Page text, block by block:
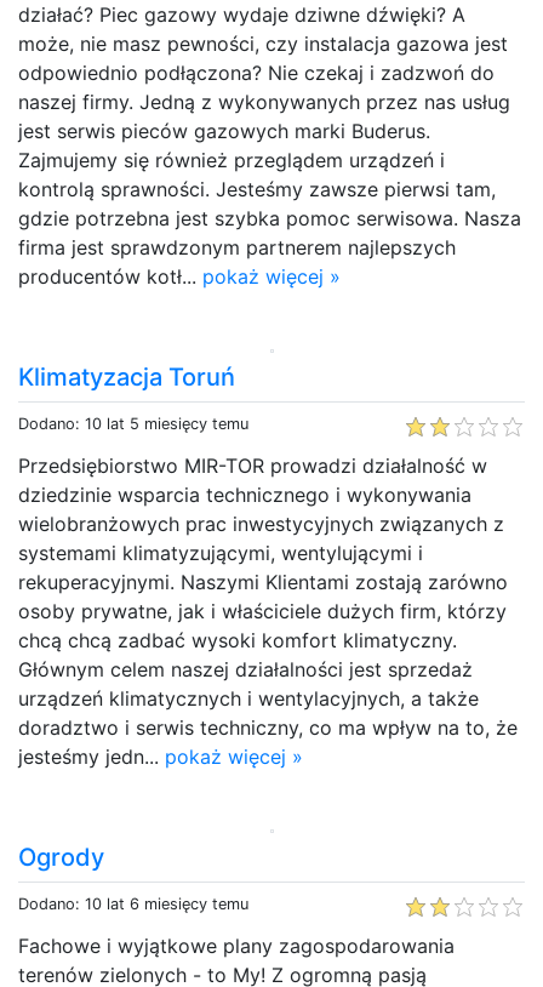
działać? Piec gazowy wydaje dziwne dźwięki? A
może, nie masz pewności, czy instalacja gazowa jest
odpowiednio podłączona? Nie czekaj i zadzwoń do
naszej firmy. Jedną z wykonywanych przez nas usług
jest serwis pieców gazowych marki Buderus.
Zajmujemy się również przeglądem urządzeń i
kontrolą sprawności. Jesteśmy zawsze pierwsi tam,
gdzie potrzebna jest szybka pomoc serwisowa. Nasza
firma jest sprawdzonym partnerem najlepszych
producentów kotł... pokaż więcej »
Klimatyzacja Toruń
Dodano: 10 lat 5 miesięcy temu
Przedsiębiorstwo MIR-TOR prowadzi działalność w
dziedzinie wsparcia technicznego i wykonywania
wielobranżowych prac inwestycyjnych związanych z
systemami klimatyzującymi, wentylującymi i
rekuperacyjnymi. Naszymi Klientami zostają zarówno
osoby prywatne, jak i właściciele dużych firm, którzy
chcą chcą zadbać wysoki komfort klimatyczny.
Głównym celem naszej działalności jest sprzedaż
urządzeń klimatycznych i wentylacyjnych, a także
doradztwo i serwis techniczny, co ma wpływ na to, że
jesteśmy jedn... pokaż więcej »
Ogrody
Dodano: 10 lat 6 miesięcy temu
Fachowe i wyjątkowe plany zagospodarowania
terenów zielonych - to My! Z ogromną pasją